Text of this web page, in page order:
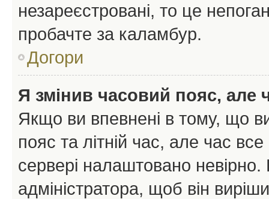
незареєстровані, то це
пробачте за каламбур.
Догори
Я змінив часовий пояс, але
Якщо ви впевнені в тому, що
пояс та літній час, але час
сервері налаштовано
адміністратора, щоб він